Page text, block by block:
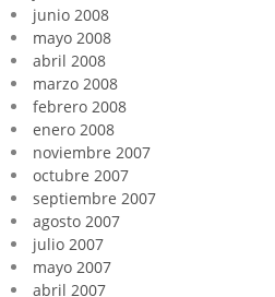
junio 2008
mayo 2008
abril 2008
marzo 2008
febrero 2008
enero 2008
noviembre 2007
octubre 2007
septiembre 2007
agosto 2007
julio 2007
mayo 2007
abril 2007